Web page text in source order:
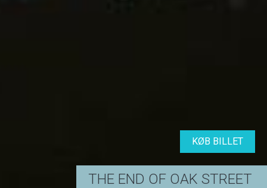
THE END OF OAK STREET
KØB BILLET